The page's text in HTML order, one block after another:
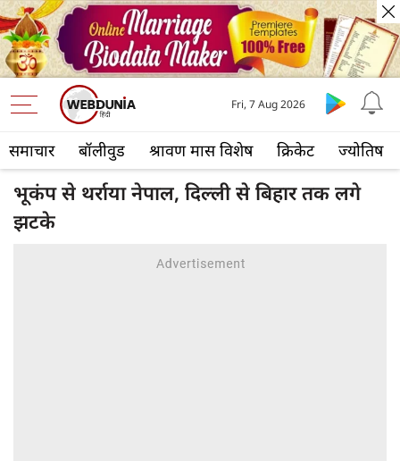
समाचार बॉलीवुड श्रावण मास विशेष क्रिकेट ज्योतिष
Fri, 7 Aug 2026
भूकंप से थर्राया नेपाल, दिल्ली से बिहार तक लगे
झटके